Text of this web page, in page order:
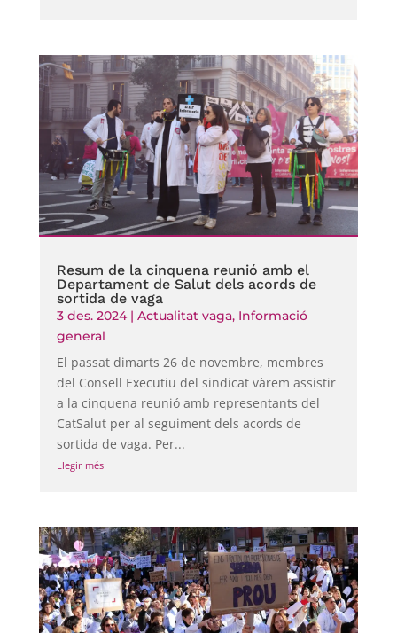
Resum de la cinquena reunió amb el
Departament de Salut dels acords de
sortida de vaga
3 des. 2024| Actualitat vaga, Informació
general
El passat dimarts 26 de novembre, membres
del Consell Executiu del sindicat vàrem assistir
a la cinquena reunió amb representants del
CatSalut per al seguiment dels acords de
sortida de vaga. Per...
Llegir més